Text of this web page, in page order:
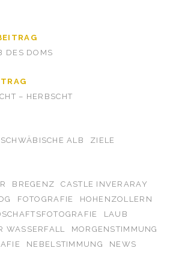
DES DOMS
– HERBSCHT
SCHWÄBISCHE ALB ZIELE
BREGENZ
CASTLE INVERARAY
FOTOGRAFIE
HOHENZOLLERN
LAUB
WASSERFALL
MORGENSTIMMUNG
NEBELSTIMMUNG
NEWS